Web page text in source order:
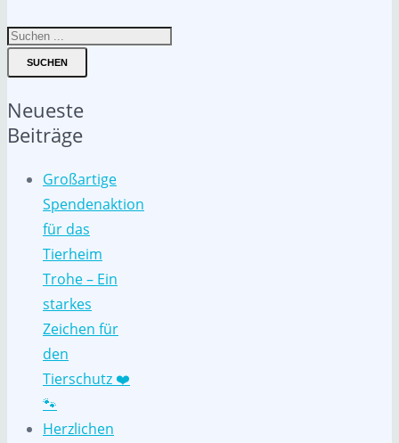
SUCHEN
Neueste
Beiträge
Großartige
Spendenaktion
für das
Tierheim
Trohe – Ein
starkes
Zeichen für
den
Tierschutz ❤️
🐾
Herzlichen